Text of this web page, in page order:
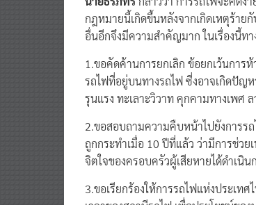
กฎหมายนี้เกิดขึ้นหลังจากเกิดเหตุร้าย
อื่นอีกจึงมีความสำคัญมาก ในเรื่องนี้ท
1.ขอคัดค้านการยกเลิก ข้อยกเว้นกา
รถไฟที่อยู่บนทางรถไฟ ซี่งอาจเกิดปัญ
รุนแรง ทะเลาะวิวาท คุกคามทางเพศ
2.ขอสอบถามความคืบหน้าไปยังการร
ถูกกระทำเมื่อ 10 ปีที่แล้ว ว่ามีการช่ว
จิตใจของครอบครัวผู้เสียหายได้ดำเนิน
3.ขอเรียกร้องให้การรถไฟแห่งประเ
เวลาของสถานีรถไฟ เพื่อประโยชน์ขอ